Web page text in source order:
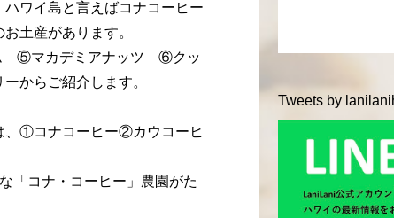
ワイ島と言えばコナコーヒー
土産があります。
⑤マカデミアナッツ ⑥クッ
からご紹介します。
①コナコーヒー②カウコーヒ
「コナ・コーヒー」農園がた
Tweets by